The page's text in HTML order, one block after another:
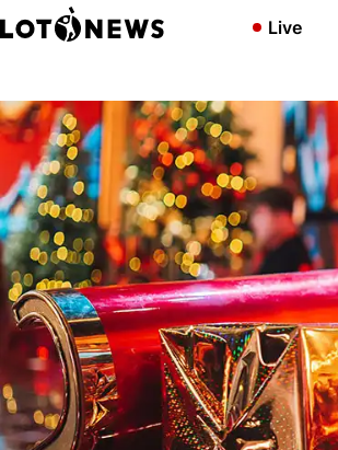
Live